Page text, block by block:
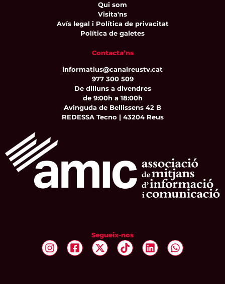
Qui som
Visita'ns
Avís legal i Política de privacitat
Política de galetes
Contacta’ns
informatius@canalreustv.cat
977 300 509
De dilluns a divendres
de 9:00h a 18:00h
Avinguda de Bellissens 42 B
REDESSA Tecno | 43204 Reus
Segueix-nos